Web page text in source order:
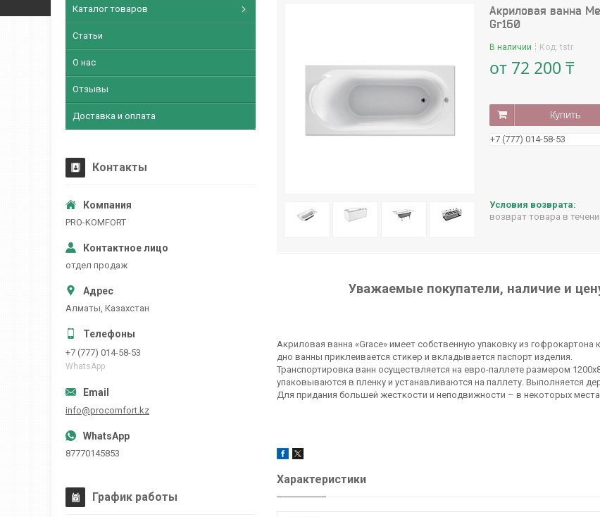
Акриловая ванна
Gr160
В наличии Код: tstr
от 72 200 ₸
Купить
+7 (777) 014-58-53
возврат товара в
Уважаемые покупатели, наличие и
Акриловая ванна «Grace» имеет собственную упаковку из
дно ванны приклеивается стикер и вкладывается паспорт изделия.
Транспортировка ванн осуществляется на евро-паллете размером
упаковываются в пленку и устанавливаются на паллету. Выполняется
Для придания большей жесткости и неподвижности – в некоторых
Характеристики
Каталог товаров
Статьи
О нас
Отзывы
Доставка и оплата
Контакты
PRO-KOMFORT
отдел продаж
Алматы, Казахстан
+7 (777) 014-58-53
WhatsApp
info@procomfort.kz
87770145853
График работы